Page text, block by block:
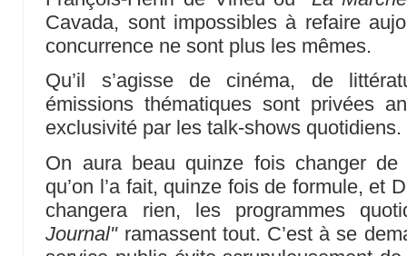
Cavada, sont impossibles à refaire
concurrence ne sont plus les mêmes.
Qu’il s’agisse de cinéma, de
émissions thématiques sont privées
exclusivité par les talk-shows quotidiens.
On aura beau quinze fois changer de
qu’on l’a fait, quinze fois de formule, et
changera rien, les programmes
Journal"ramassent tout. C’est à se